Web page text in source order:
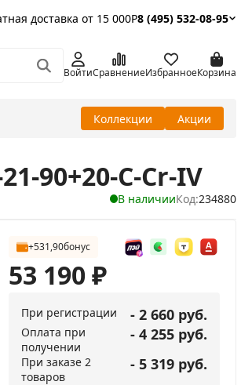
доставка от 15 000Р8 (495) 532-08-95
ВойтиСравнениеИзбранноеКорзина
Коллекции Акции
90+20-C-Cr-IV
В наличииКод:234880
+531,90бонус
53 190₽
При регистрации - 2 660 руб.
Оплата при
получении
- 4 255 руб.
При заказе 2
товаров
- 5 319 руб.